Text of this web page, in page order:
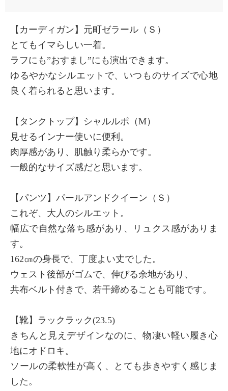
【カーディガン】元町ゼラール（Ｓ）
とてもイマらしい一着。
ラフにも”おすまし”にも演出できます。
ゆるやかなシルエットで、いつものサイズで心地
良く着られると思います。
【タンクトップ】シャルルポ（М）
見せるインナー使いに便利。
肉厚感があり、肌触り柔らかです。
一般的なサイズ感だと思います。
【パンツ】パールアンドクイーン（Ｓ）
これぞ、大人のシルエット。
幅広で自然な落ち感があり、リュクス感がありま
す。
162㎝の身長で、丁度よい丈でした。
ウェスト後部がゴムで、伸びる余地があり、
共布ベルト付きで、若干締めることも可能です。
【靴】ラックラック(23.5)
きちんと見えデザインなのに、物凄い軽い履き心
地にオドロキ。
ソールの柔軟性が高く、とても歩きやすく感じま
した。